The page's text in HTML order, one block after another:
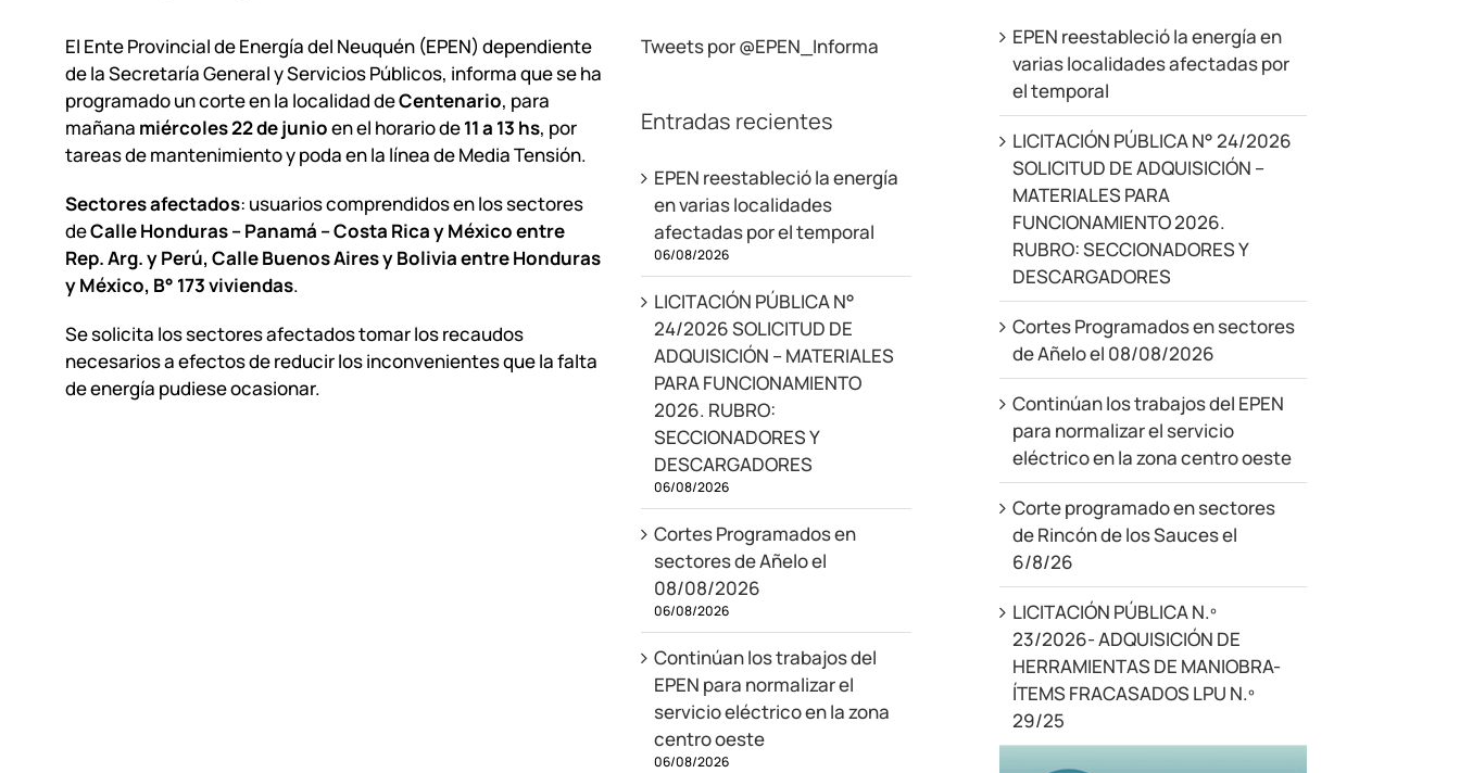
El Ente Provincial de Energía del Neuquén (EPEN) dependiente
de la Secretaría General y Servicios Públicos, informa que se ha
programado un corte en la localidad deCentenario, para
mañana miércoles 22 de junioen el horario de11 a 13 hs, por
tareas de mantenimiento y poda en la línea de Media Tensión.
Sectores afectados: usuarios comprendidos en los sectores
deCalle Honduras – Panamá – Costa Rica y México entre
Rep. Arg. y Perú, Calle Buenos Aires y Bolivia entre Honduras
y México, B° 173 viviendas.
Se solicita los sectores afectados tomar los recaudos
necesarios a efectos de reducir los inconvenientes que la falta
de energía pudiese ocasionar.
Tweets por @EPEN_Informa
Entradas recientes
EPEN reestableció la energía
en varias localidades
afectadas por el temporal
06/08/2026
LICITACIÓN PÚBLICA N°
24/2026 SOLICITUD DE
ADQUISICIÓN – MATERIALES
PARA FUNCIONAMIENTO
2026. RUBRO:
SECCIONADORES Y
DESCARGADORES
06/08/2026
Cortes Programados en
sectores de Añelo el
08/08/2026
06/08/2026
Continúan los trabajos del
EPEN para normalizar el
servicio eléctrico en la zona
centro oeste
06/08/2026
EPEN reestableció la energía en
varias localidades afectadas por
el temporal
LICITACIÓN PÚBLICA N° 24/2026
SOLICITUD DE ADQUISICIÓN –
MATERIALES PARA
FUNCIONAMIENTO 2026.
RUBRO: SECCIONADORES Y
DESCARGADORES
Cortes Programados en sectores
de Añelo el 08/08/2026
Continúan los trabajos del EPEN
para normalizar el servicio
eléctrico en la zona centro oeste
Corte programado en sectores
de Rincón de los Sauces el
6/8/26
LICITACIÓN PÚBLICA N.º
23/2026- ADQUISICIÓN DE
HERRAMIENTAS DE MANIOBRA-
ÍTEMS FRACASADOS LPU N.º
29/25